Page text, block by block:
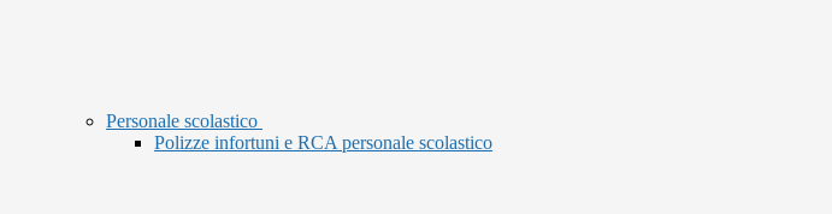
Personale scolastico
Polizze infortuni e RCA personale scolastico